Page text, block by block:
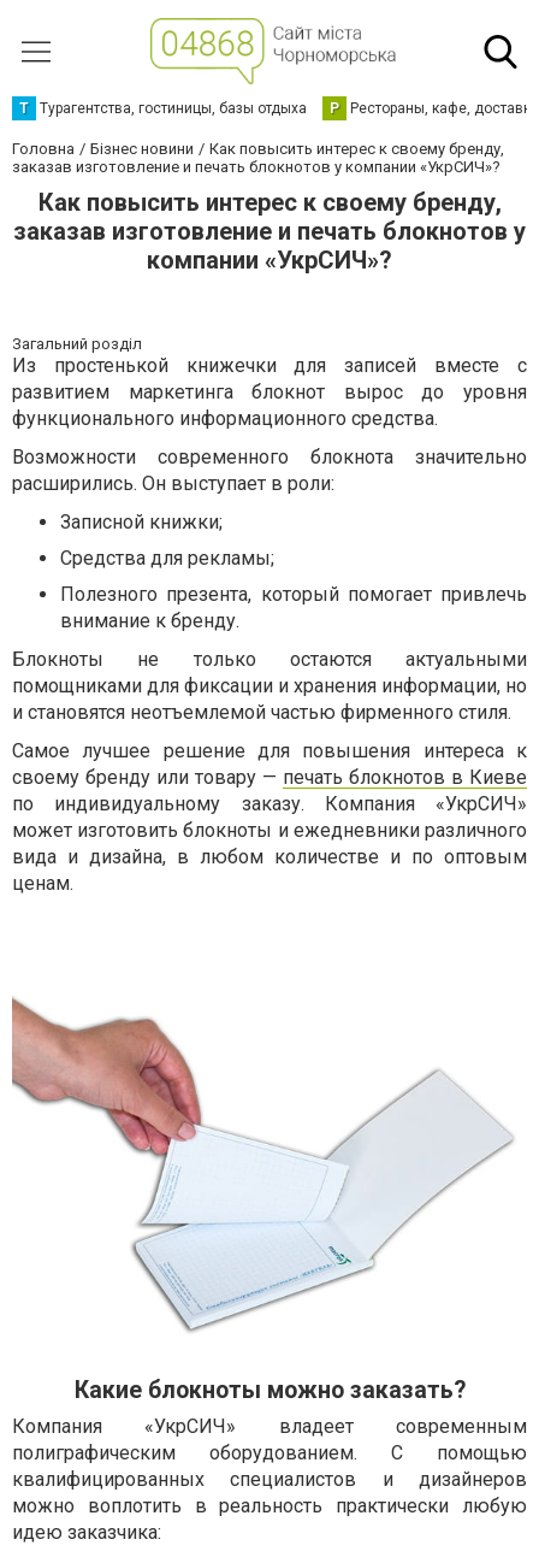
Т Турагентства, гостиницы, базы отдыха Р Рестораны, кафе,
Головна Бізнес новини
Как повысить интерес к своему бренду,
заказав изготовление и печать блокнотов у компании «УкрСИЧ»?
Как повысить интерес к своему бренду,
заказав изготовление и печать блокнотов у
компании «УкрСИЧ»?
Загальний розділ
Из простенькой книжечки для записей вместе с
развитием маркетинга блокнот вырос до уровня
функционального информационного средства.
Возможности современного блокнота значительно
расширились. Он выступает в роли:
Записной книжки;
Средства для рекламы;
Полезного презента, который помогает привлечь
внимание к бренду.
Блокноты не только остаются актуальными
помощниками для фиксации и хранения информации, но
и становятся неотъемлемой частью фирменного стиля.
Самое лучшее решение для повышения интереса к
своему бренду или товару — печать блокнотов в Киеве
по индивидуальному заказу. Компания «УкрСИЧ»
может изготовить блокноты и ежедневники различного
вида и дизайна, в любом количестве и по оптовым
ценам.
Какие блокноты можно заказать?
Компания «УкрСИЧ» владеет современным
полиграфическим оборудованием. С помощью
квалифицированных специалистов и дизайнеров
можно воплотить в реальность практически любую
идею заказчика: